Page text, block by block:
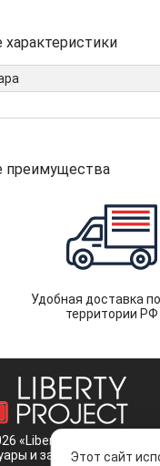
преимущества
Удобная доставка
территории РФ
«Liberty Project».
и запчасти оптом.
Этот сайт